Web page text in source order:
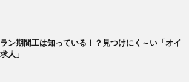
ン期間工は知っている！？見つけにく～い「オイ
人」